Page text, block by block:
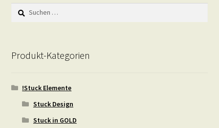
Suchen
nach:
Produkt-Kategorien
!Stuck Elemente
Stuck Design
Stuck in GOLD